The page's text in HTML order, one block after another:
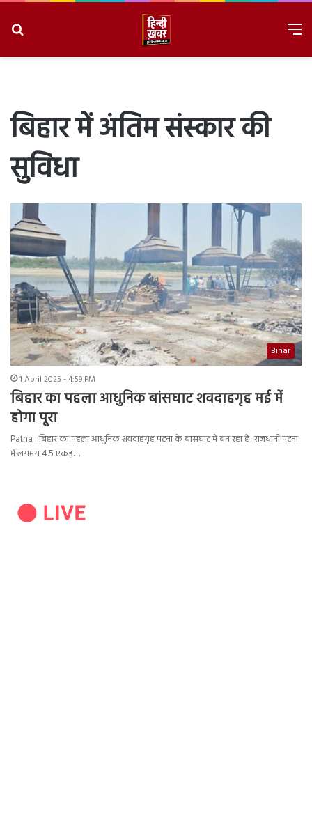
बिहार में अंतिम संस्कार की
सुविधा
Bihar
1 April 2025 - 4:59 PM
बिहार का पहला आधुनिक बांसघाट शवदाहगृह मई में
होगा पूरा
Patna : बिहार का पहला आधुनिक शवदाहगृह पटना के बांसघाट में बन रहा है। राजधानी पटना
में लगभग 4.5 एकड़…